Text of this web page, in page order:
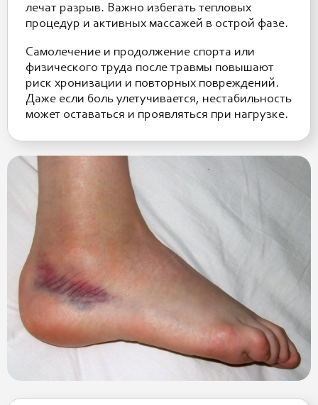
лечат разрыв. Важно избегать тепловых
процедур и активных массажей в острой фазе.
Самолечение и продолжение спорта или
физического труда после травмы повышают
риск хронизации и повторных повреждений.
Даже если боль улетучивается, нестабильность
может оставаться и проявляться при нагрузке.